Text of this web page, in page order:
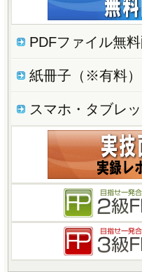
PDFファイル無
紙冊子（※有料）
スマホ・タブレ